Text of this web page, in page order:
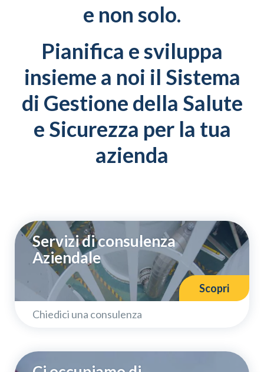
e non solo.
Pianifica e sviluppa
insieme a noi il Sistema
di Gestione della Salute
e Sicurezza per la tua
azienda
Servizi di consulenza
Aziendale
Scopri
Chiedici una consulenza